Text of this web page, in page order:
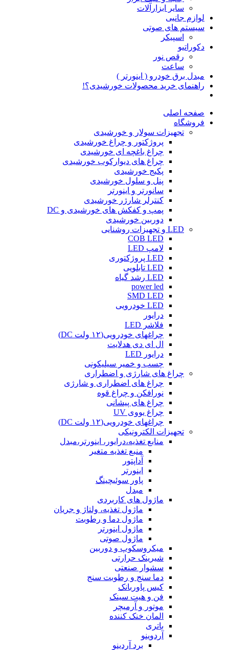
سایر ابزارآلات
لوازم جانبی
سیستم های صوتی
اسپیکر
دکوراتیو
رقص نور
ساعت
مبدل برق خودرو ( اینورتر )
راهنمای خرید محصولات خورشیدی؟!
صفحه اصلی
فروشگاه
تجهیزات سولار و خورشیدی
پروژکتور و چراغ خورشیدی
چراغ باغچه ای خورشیدی
چراغ های دیوارکوب خورشیدی
پکیج خورشیدی
پنل و سلول خورشیدی
سانورتر و اینورتر
کنترلر شارژر خورشیدی
پمپ و کفکش های خورشیدی و DC
دوربین خورشیدی
LED و تجهیزات روشنایی
COB LED
لامپ LED
LED پروژکتوری
LED تابلویی
LED رشد گیاه
power led
SMD LED
LED خودرویی
درایور
فلاشر LED
چراغهای خودرویی(۱۲ ولت DC)
ال ای دی هدلایت
درایور LED
چسب و خمیر سیلیکونی
چراغ های شارژی و اضطراری
چراغ های اضطراری و شارژی
نورافکن و چراغ قوه
چراغ های پیشانی
چراغ یووی UV
چراغهای خودرویی(۱۲ ولت DC)
تجهیزات الکترونیکی
منابع تغذیه،درایور، اینورتر،مبدل
منبع تغذیه متغیر
آداپتور
اینورتر
پاور سوئیچینگ
مبدل
ماژول های کاربردی
ماژول تغذیه، ولتاژ و جریان
ماژول دما و رطوبت
ماژول اینورتر
ماژول صوتی
میکروسکوپ و دوربین
شیرینک حرارتی
سشوار صنعتی
دما سنج و رطوبت سنج
کیس پاوربانک
فن و هیت سینک
موتور و آرمیچر
المان خنک کننده
باتری
آردوینو
برد آردینو